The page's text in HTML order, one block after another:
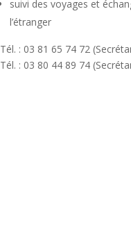
suivi des voyages et
l’étranger
Tél. : 03 81 65 74 72
Tél. : 03 80 44 89 74